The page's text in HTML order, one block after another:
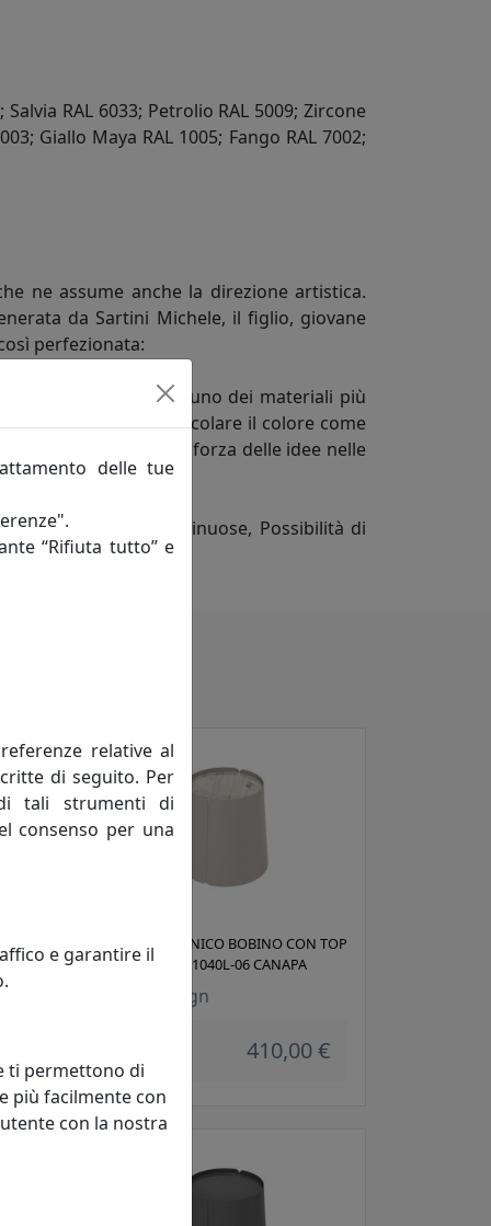
RAL 6033; Petrolio RAL 5009; Zircone
Giallo Maya RAL 1005; Fango RAL 7002;
ne assume anche la direzione artistica.
da Sartini Michele, il figlio, giovane
perfezionata:
abitative. Nobilitare uno dei materiali più
Valorizzare e veicolare il colore come
di misura della forza delle idee nelle
arrotondate e sinuose, Possibilità di
TAVOLINO CONICO BOBINO CON TOP
IN LEGNO CT01040L-06 CANAPA
MemeDesign
410,00 €
delle tue
“Rifiuta tutto” e
relative al
di seguito. Per
tali strumenti di
consenso per una
e garantire il
ti permettono di
più facilmente con
con la nostra